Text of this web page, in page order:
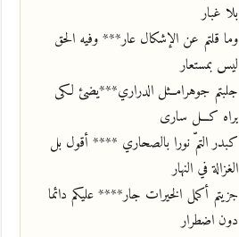
بلا غبار
وما قلتم عن الإشكال عار*** وفيه الحق
ليس بمستعار
جلبتم جوهرامــثل الدراري***يضئ لكى
يراه كـــل سارى
كبدر التمّ نورا بالصحاري **** أقول بل
الغزالة في النهار
جزيتم أكمل الخيرات جار**** عليكم دائما
دون اضطرار